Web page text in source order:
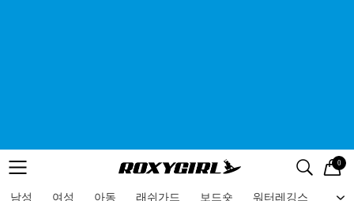
메뉴 검색
로고 0
남성 여성 아동 래쉬가드 보드숏 워터레깅스 비
메뉴